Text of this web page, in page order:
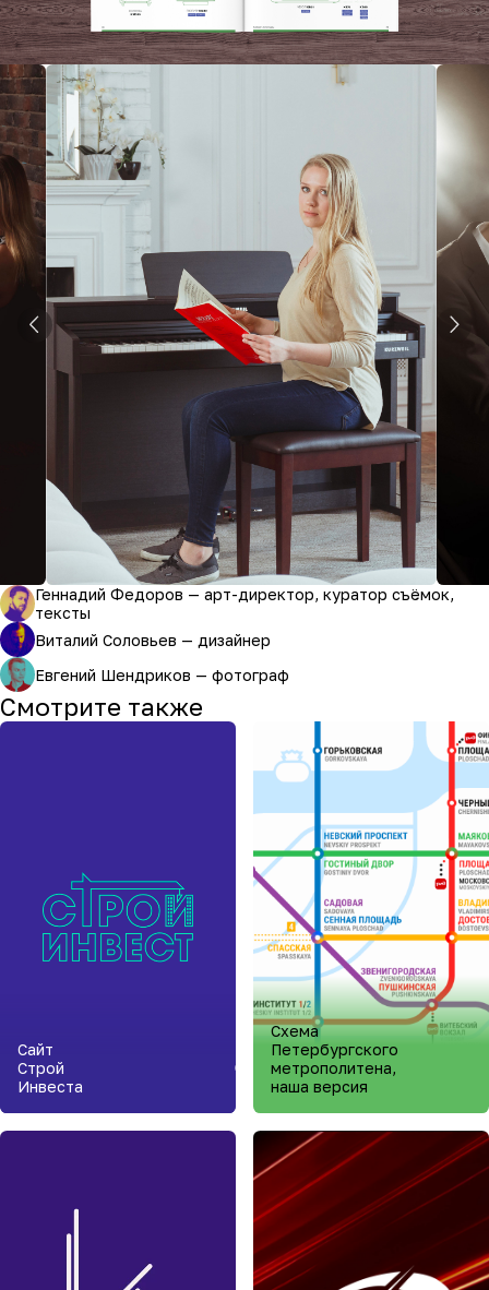
Геннадий Федоров — арт-директор, куратор съёмок,
тексты
Виталий Соловьев — дизайнер
Евгений Шендриков — фотограф
Смотрите также
Сайт
Строй
Инвеста
Схема
Петербургского
метрополитена,
наша версия